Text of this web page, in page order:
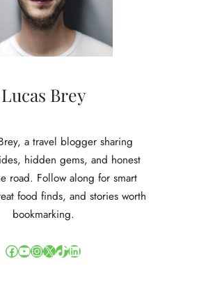
Lucas Brey
a travel blogger sharing
hidden gems, and honest
road. Follow along for smart
food finds, and stories worth
bookmarking.
Facebook YouTube InstagramX TikTok LinkedIn